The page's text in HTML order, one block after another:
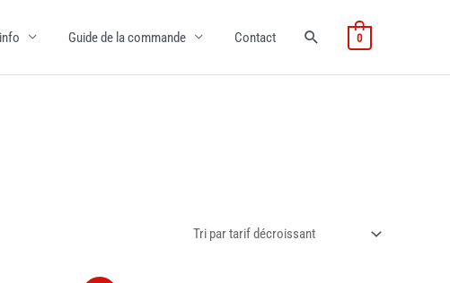
Guide de la commande Contact 0